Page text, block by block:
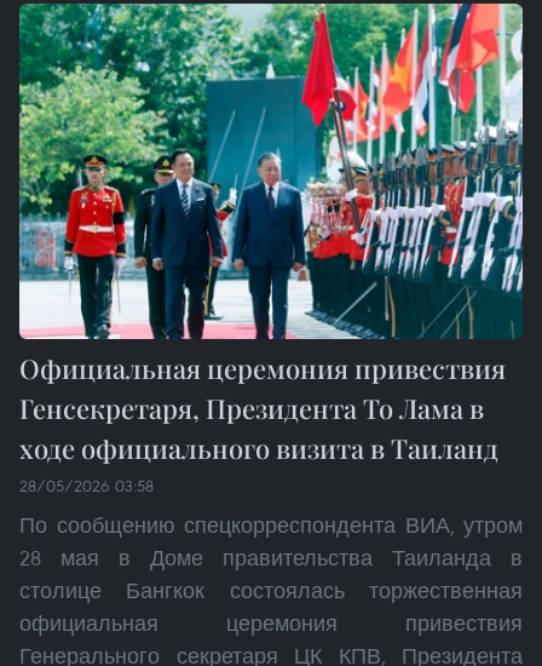
Официальная церемония привествия
Генсекретаря, Президента То Лама в
ходе официального визита в Таиланд
28/05/2026 03:58
По сообщению спецкорреспондента ВИА, утром
28 мая в Доме правительства Таиланда в
столице Бангкок состоялась торжественная
официальная церемония привествия
Генерального секретаря ЦК КПВ, Президента